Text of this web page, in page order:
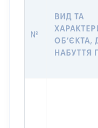
№
ВИД ТА
ОБʼЄКТА,
НАБУТТЯ